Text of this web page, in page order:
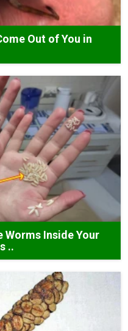
Out of You in
Inside Your
..